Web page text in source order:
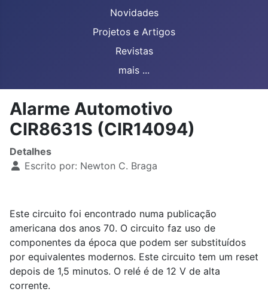
Novidades
Projetos e Artigos
Revistas
mais ...
Alarme Automotivo
CIR8631S (CIR14094)
Detalhes
Escrito por: Newton C. Braga
Este circuito foi encontrado numa publicação
americana dos anos 70. O circuito faz uso de
componentes da época que podem ser substituídos
por equivalentes modernos. Este circuito tem um reset
depois de 1,5 minutos. O relé é de 12 V de alta
corrente.